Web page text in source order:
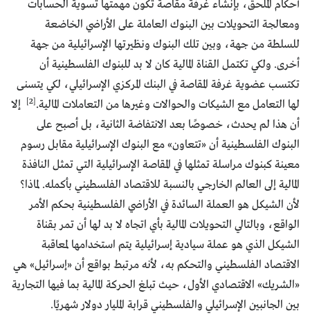
أحكام الملحق، بإنشاء غرفة مقاصة تكون مهمتها تسوية الحسابات
ومعالجة التحويلات بين البنوك العاملة على الأراضي الخاضعة
للسلطة من جهة، وبين تلك البنوك ونظيرتها الإسرائيلية من جهة
أخرى. ولكي تكتمل القناة المالية كان لا بد للبنوك الفلسطينية أن
تكتسب عضوية غرفة المقاصة في البنك المركزي الإسرائيلي، لكي يتسنى
لها التعامل مع الشيكات والحوالات وغيرها من التعاملات المالية.[2]
إلا
أن هذا لم يحدث، خصوصًا بعد الانتفاضة الثانية، بل أصبح على
البنوك الفلسطينية أن «تتعاون» مع البنوك الإسرائيلية مقابل رسوم
معينة كبنوك مراسلة تمثلها في المقاصة الإسرائيلية التي تمثل النافذة
المالية إلى العالم الخارجي بالنسبة للاقتصاد الفلسطيني بأكمله. لماذا؟
لأن الشيكل هو العملة السائدة في الأراضي الفلسطينية بحكم الأمر
الواقع، وبالتالي التحويلات المالية بأي اتجاه لا بد لها أن تمر بقناة
الشيكل الذي هو عملة سيادية إسرائيلية يتم استخدامها لمعاقبة
الاقتصاد الفلسطيني والتحكم به، لأنه مرتبط بواقع أن «إسرائيل» هي
«الشريك» الاقتصادي الأول، حيث تبلغ الحركة المالية بما فيها التجارية
بين الجانبين الإسرائيلي والفلسطيني قرابة المليار دولار شهريًا.